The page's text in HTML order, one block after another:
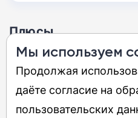
Плюсы
Целостный и
Солидный набор
Мы используем
Продолжая
даёте согласие на
пользовательских